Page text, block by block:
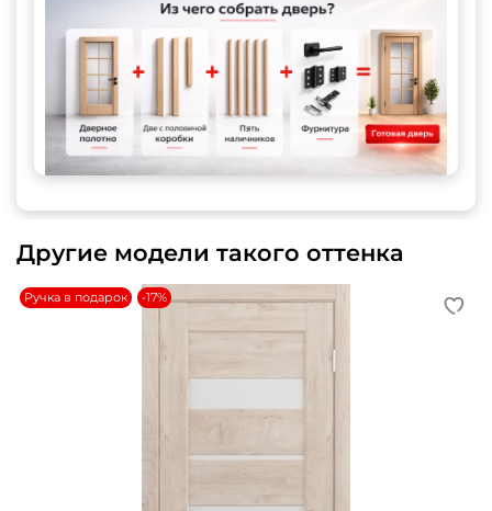
Другие модели такого оттенка
Ручка в подарок -17%